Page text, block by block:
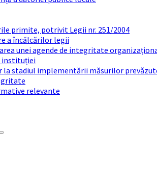
primite, potrivit Legii nr. 251/2004
a încălcărilor legii
unei agende de integritate
instituției
stadiul implementării măsurilor
relevante